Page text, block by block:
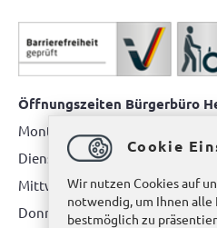
Öffnungszeiten Bürgerbüro
Montag: 08.00 bis 12.00 Uhr
Dienstag: 08.00 bis 12.00 Uhr &
Mittwoch: nur nach
Donnerstag: 08.00 bis 12.00 Uhr
Cookie
Wir nutzen Cookies auf
notwendig, um Ihnen alle
bestmöglich zu